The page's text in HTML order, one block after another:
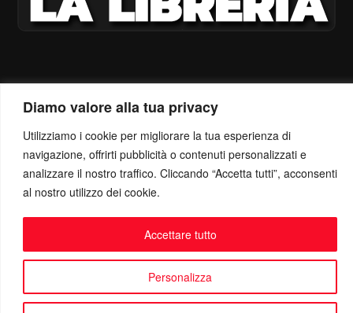
Diamo valore alla tua privacy
Utilizziamo i cookie per migliorare la tua esperienza di
navigazione, offrirti pubblicità o contenuti personalizzati e
analizzare il nostro traffico. Cliccando “Accetta tutti”, acconsenti
al nostro utilizzo dei cookie.
Personalizza
Accettare tutto